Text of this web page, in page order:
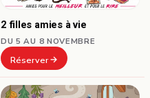
2 filles amies à vie
DU 5 AU 8 NOVEMBRE
Réserver